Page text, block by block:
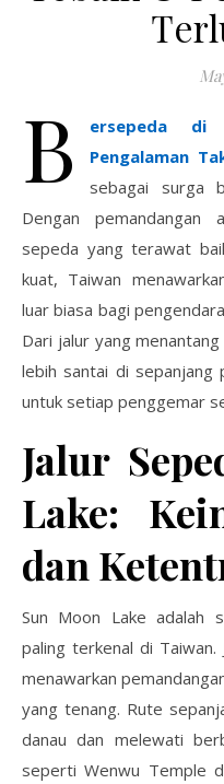
B
ersepeda
Pengalaman
sebagai surga
Dengan pemandangan
sepeda yang terawat
kuat, Taiwan
luar biasa bagi
Dari jalur yang
lebih santai di sepanjang
untuk setiap penggemar
Jalur
Lake:
dan
Sun Moon Lake adalah
paling terkenal di
menawarkan
yang tenang. Rute
danau dan melewati
seperti Wenwu Temple